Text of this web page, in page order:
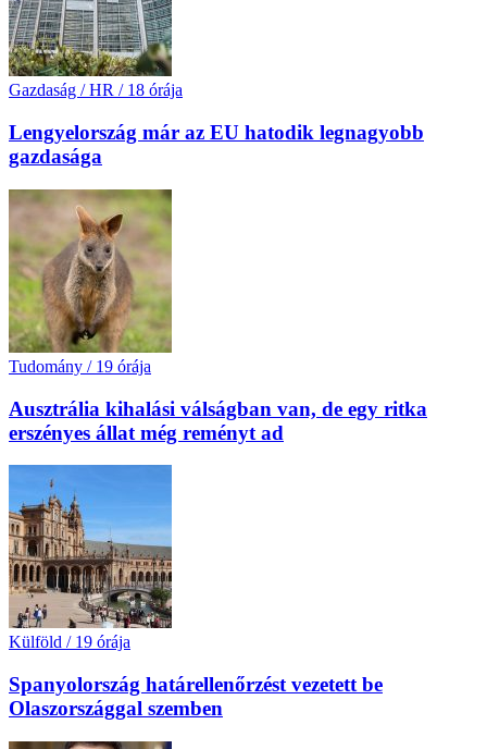
Gazdaság / HR / 18 órája
Lengyelország már az EU hatodik legnagyobb
gazdasága
Tudomány / 19 órája
Ausztrália kihalási válságban van, de egy ritka
erszényes állat még reményt ad
Külföld / 19 órája
Spanyolország határellenőrzést vezetett be
Olaszországgal szemben